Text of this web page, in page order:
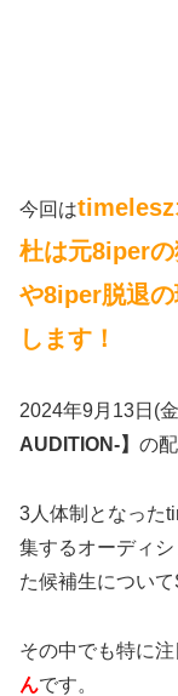
今回はtimelesz
杜は元8iper
や8iper脱退の
します！
2024年9月13日(
AUDITION-】 の
3人体制となった
集するオーディ
た候補生につい
その中でも特に
んです。